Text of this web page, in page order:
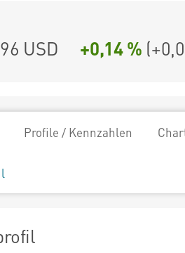
USD +0,14 % (
Profile / Kennzahlen